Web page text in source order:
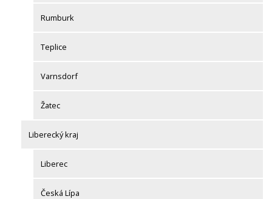
Rumburk
Teplice
Varnsdorf
Žatec
Liberecký kraj
Liberec
Česká Lípa